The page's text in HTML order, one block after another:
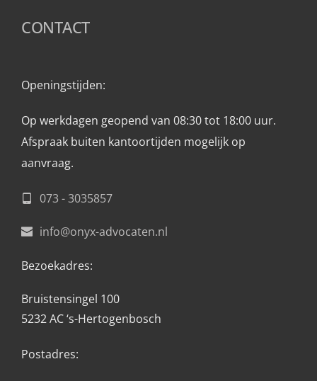
CONTACT
Openingstijden:
Op werkdagen geopend van 08:30 tot 18:00 uur.
Afspraak buiten kantoortijden mogelijk op
aanvraag.
073 - 3035857
info@onyx-advocaten.nl
Bezoekadres:
Bruistensingel 100
5232 AC ‘s-Hertogenbosch
Postadres: